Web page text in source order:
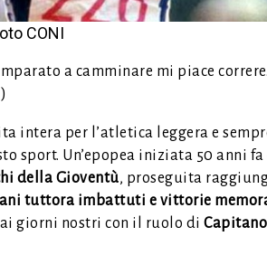
CONI
a camminare mi piace correre.
intera per l’atletica leggera e
sport. Un’epopea iniziata 50 anni
della Gioventù, proseguita
tuttora imbattuti e vittorie
giorni nostri con il ruolo di